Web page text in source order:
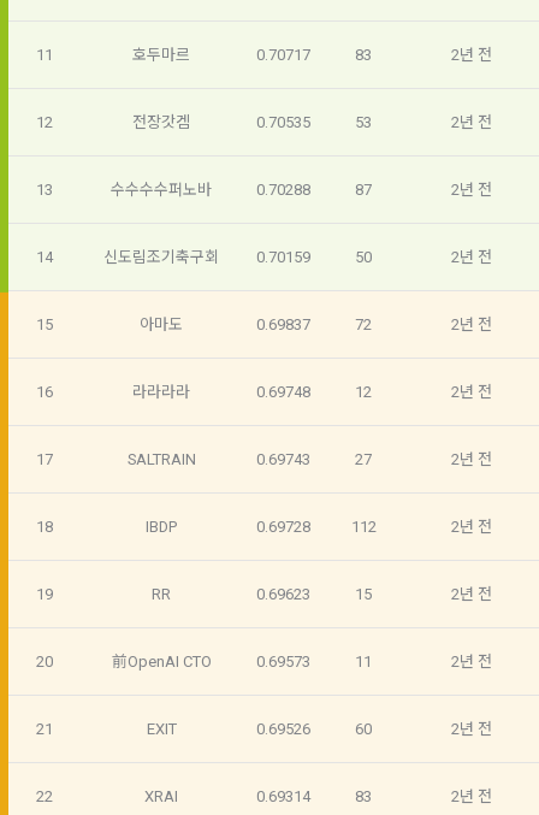
해커톤, AI해커톤, AI경진대회 등을 말한다.
라인/오프라인 교육서비스를 말한다.
"회원"이 가입 시 사용한 이메일 주소를 말한다.
10. "비밀번호"라 함은 "회사"의 서비스를 이용하려는 사람이 아
이디를 부여받은 자와 동일인임을 확인하고 "회원"의 권익을 보
한다.
제 3 조 (효력의 발생 및 변경)
생한다.
명, 사업자등록번호, 연락처 등을 "회원"이 알 수 있도록 초기 화
2. "회사"는 약관의규제등에관한법률, 전기통신기본법, 전기통
자금융거래법, 전자서명법, 소비자기본법, 개인정보보호법 등
관련법을 위배하지 않는 범위에서 이 약관을 개정할 수 있다.
3. "회사"는 "서비스"에 대해 별도의 이용약관 또는 정책(이하
2. 개인정보의 수집 및 이용목적
를 수집하고 있으며, 다음 목적 이외의 용도로는 수집한 개인정
보를 이용하지 않습니다.
회원제 서비스 이용에 따른 본인확인, 본인의 의사확인, 고객문
방지와 비인가 사용방지
3) 서비스 개발 및 마케팅ㆍ광고 활용
규 서비스 개발을 위한 통계 및 접속빈도 파악, 통계학적 특성에
따른 광고, 이벤트 정보 및 참여기회 제공
4) 고용 및 취업동향 파악을 위한 통계학적 분석, 서비스 고도화
를 위한 데이터 분석
3. 수집하는 개인정보 항목 및 수집방법
11 호두마르 0.70717 83 2년 전
12 전장갓겜 0.70535 53 2년 전
13 수수수수퍼노바 0.70288 87 2년 전
14 신도림조기축구회 0.70159 50 2년 전
15 아마도 0.69837 72 2년 전
16 라라라라 0.69748 12 2년 전
17 SALTRAIN 0.69743 27 2년 전
18 IBDP 0.69728 112 2년 전
19 RR 0.69623 15 2년 전
20 前OpenAI CTO 0.69573 11 2년 전
21 EXIT 0.69526 60 2년 전
22 XRAI 0.69314 83 2년 전